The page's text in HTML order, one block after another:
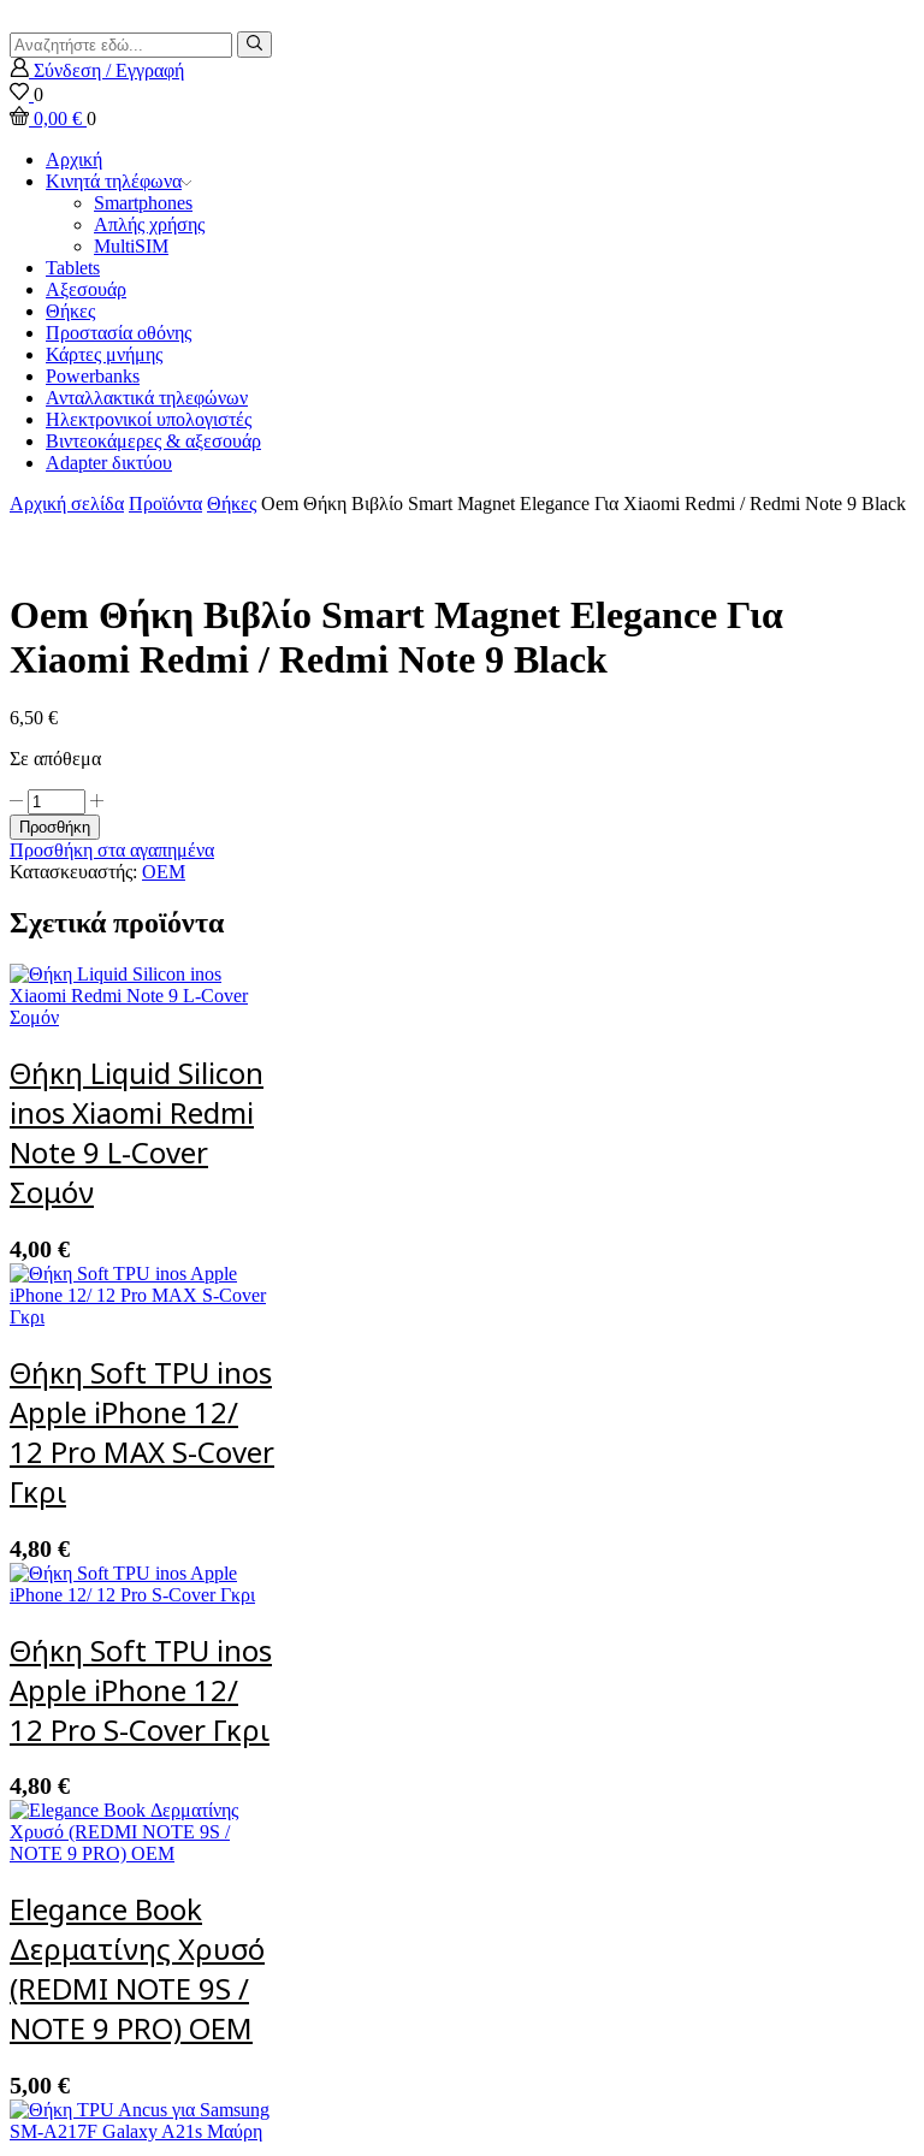
Search
input
Αναζήτηση
Σύνδεση / Εγγραφή
0
0,00 € 0
Αρχική
Κινητά τηλέφωνα
Smartphones
Απλής χρήσης
MultiSIM
Tablets
Αξεσουάρ
Θήκες
Προστασία οθόνης
Κάρτες μνήμης
Powerbanks
Ανταλλακτικά τηλεφώνων
Ηλεκτρονικοί υπολογιστές
Βιντεοκάμερες & αξεσουάρ
Adapter δικτύου
Αρχική σελίδα Προϊόντα Θήκες Oem Θήκη Βιβλίο Smart Magnet Elegance Για Xiaomi Redmi / Redmi Note 9 Black
Oem Θήκη Βιβλίο Smart Magnet Elegance Για
Xiaomi Redmi / Redmi Note 9 Black
6,50 €
Σε απόθεμα
Oem
Θήκη
Βιβλίο
Smart
Magnet
Για
Redmi
/
Redmi
Black
ποσότητα
Προσθήκη
Προσθήκη στα αγαπημένα
Κατασκευαστής: OEM
Σχετικά προϊόντα
Θήκη Liquid Silicon
inos Xiaomi Redmi
Note 9 L-Cover
Σομόν
4,00 €
Θήκη Soft TPU inos
Apple iPhone 12/
12 Pro MAX S-Cover
Γκρι
4,80 €
Θήκη Soft TPU inos
Apple iPhone 12/
12 Pro S-Cover Γκρι
4,80 €
Elegance Book
Δερματίνης Χρυσό
(REDMI NOTE 9S /
NOTE 9 PRO) OEM
5,00 €